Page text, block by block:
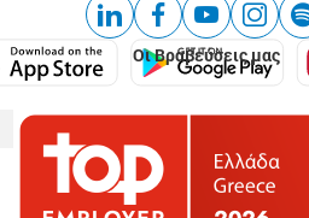
Οι Βραβεύσεις μας